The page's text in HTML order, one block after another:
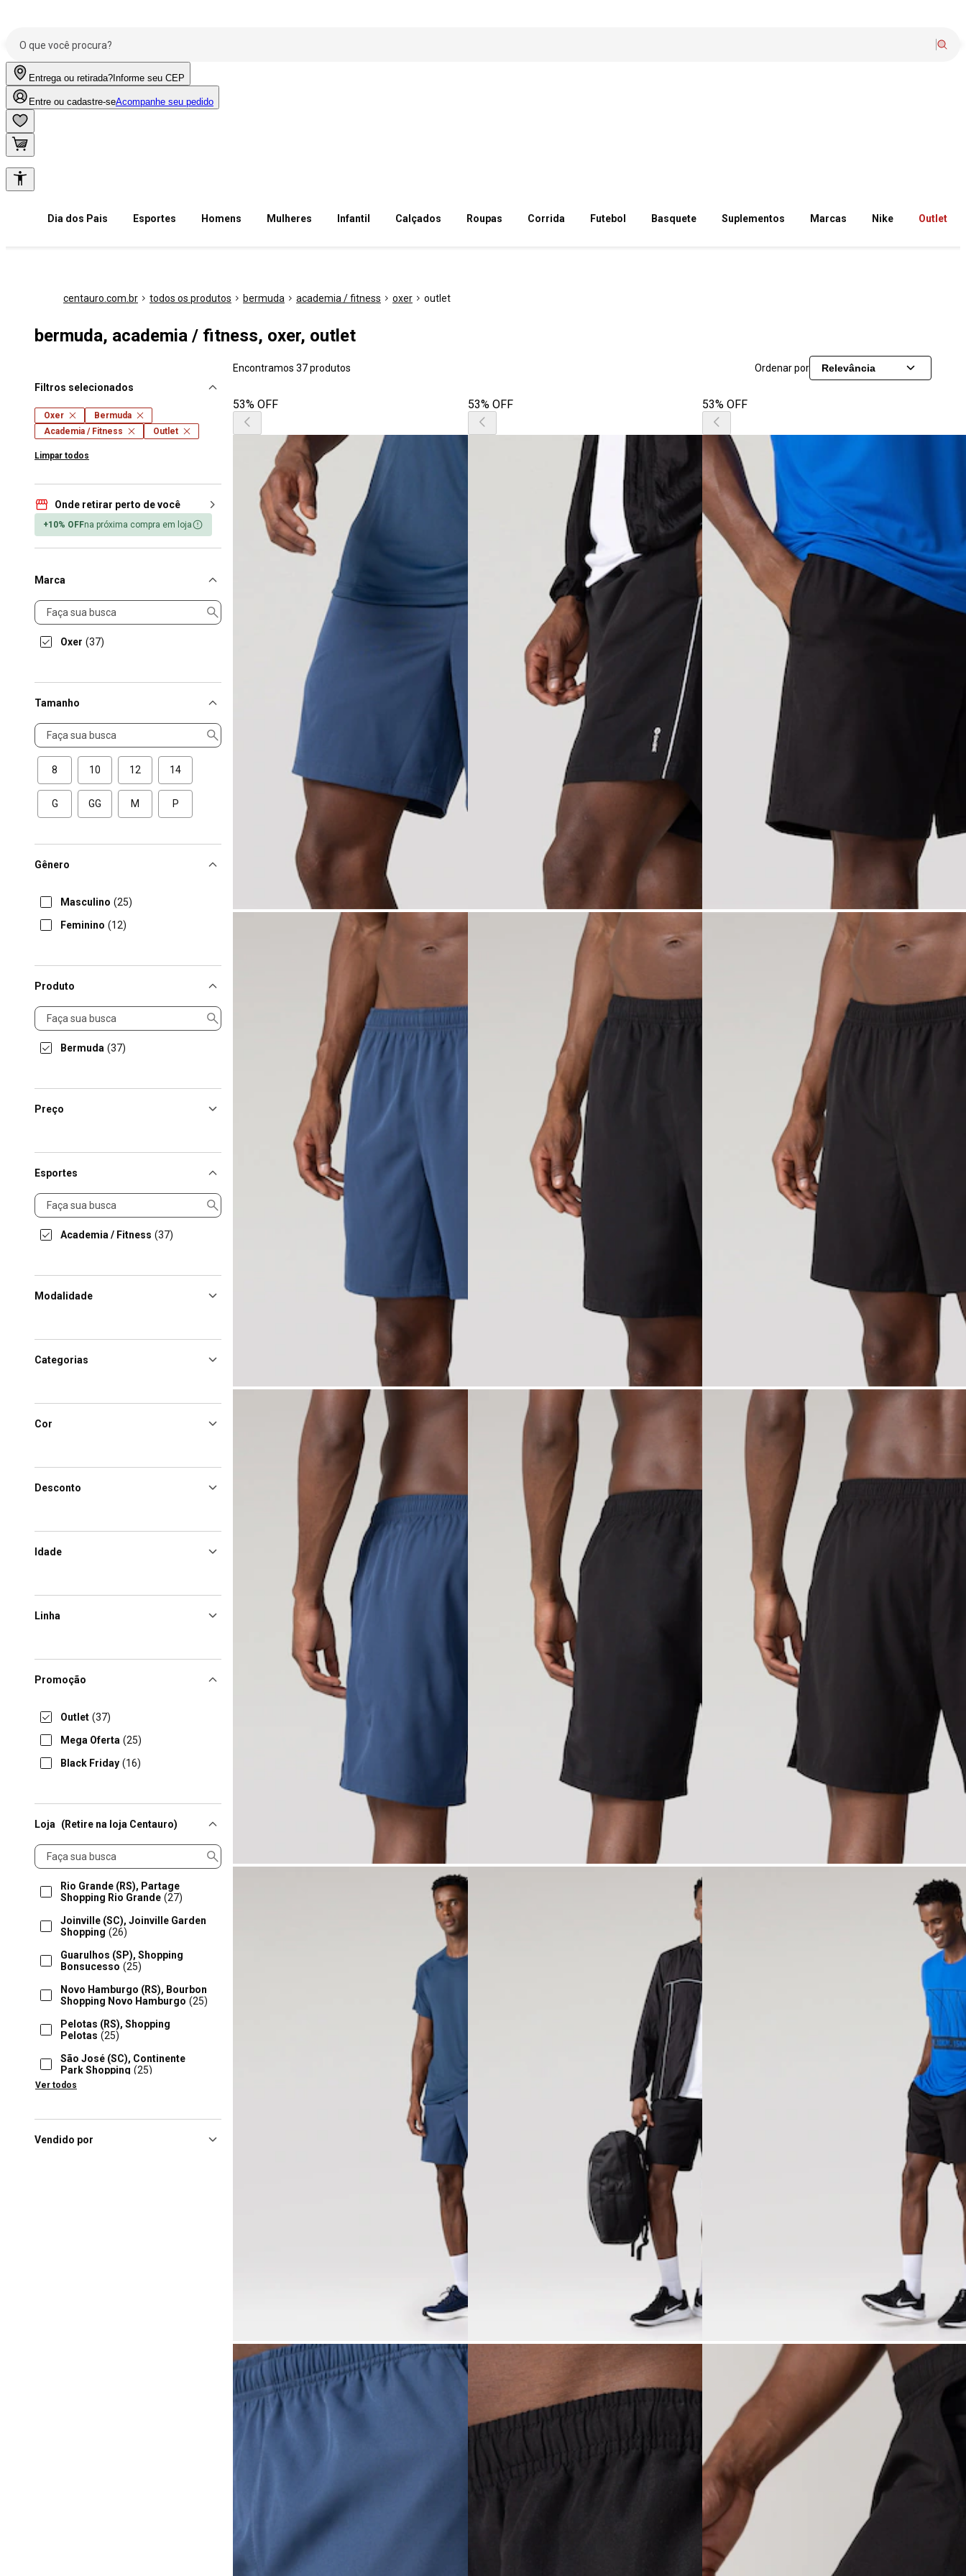
Entrega ou retirada? Informe seu CEP
Entre ou cadastre-seAcompanhe seu pedido
Dia dos Pais Esportes Homens Mulheres Infantil Calçados Roupas Corrida Futebol Basquete Suplementos Marcas Nike Outlet
centauro.com.br todos os produtos bermuda academia / fitness oxer outlet
bermuda, academia / fitness, oxer, outlet
Filtros selecionados
Oxer
Bermuda
Academia / Fitness
Outlet
Limpar todos
Onde retirar perto de você
+10% OFFna próxima compra em loja
Marca
Marca
Oxer (37)
Tamanho
Tamanho
8 10 12 14
G GG M P
Gênero
Masculino (25)
Feminino (12)
Produto
Produto
Bermuda (37)
Preço
Esportes
Esportes
Academia / Fitness (37)
Modalidade
Categorias
Cor
Desconto
Idade
Linha
Promoção
Outlet (37)
Mega Oferta (25)
Black Friday (16)
Loja (Retire na loja Centauro)
Loja
Rio Grande (RS), Partage
Shopping Rio Grande (27)
Joinville (SC), Joinville Garden
Shopping (26)
Guarulhos (SP), Shopping
Bonsucesso (25)
Novo Hamburgo (RS), Bourbon
Shopping Novo Hamburgo (25)
Pelotas (RS), Shopping
Pelotas (25)
São José (SC), Continente
Park Shopping (25)
Campinas (SP), Shopping
Londrina Shopping
Ver todos
Vendido por
Encontramos 37 produtos Ordenar por Relevância
53% OFF 53% OFF 53% OFF